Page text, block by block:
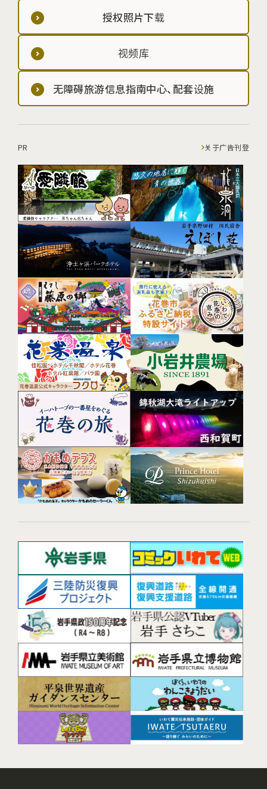
授权照片下载
视频库
无障碍旅游信息指南中心、配套设施
PR 关于广告刊登